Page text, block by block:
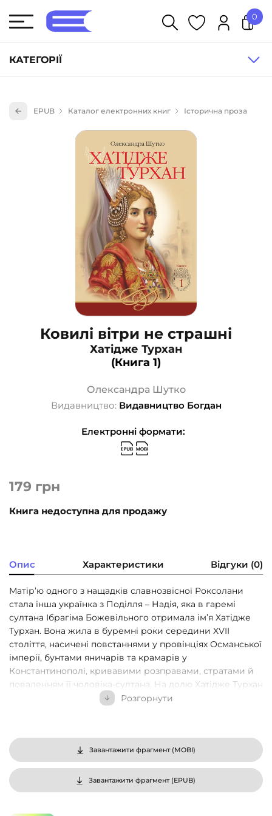
КАТЕГОРІЇ
Книги для дітей (836)
Книги для підлітків (240)
Науково-популярна література (1015)
Навчальна література та посібники (527)
Енциклопедії, довідники, словники (55)
Подарункові сертифікати (1)
0
EPUB Каталог електронних книг Історична проза
Ковилі вітри не страшні
Хатідже Турхан
(Книга 1)
Олександра Шутко
Видавництво: Видавництво Богдан
Електронні формати:
179 грн
Книга недоступна для продажу
Опис Характеристики Відгуки (0)
Матір’ю одного з нащадків славнозвісної Роксолани
стала інша українка з Поділля – Надія, яка в гаремі
султана Ібрагіма Божевільного отримала ім’я Хатідже
Турхан. Вона жила в буремні роки середини XVII
століття, насичені повстаннями у провінціях Османської
імперії, бунтами яничарів та крамарів у
Константинополі, кривавими розправами, стратами й
поваленням її чоловіка-султана. На долю Хатідже Турхан
випало чимало випробувань та труднощів. Але як
переборювала. За правління сина Хатідже українські
козаки на чолі з Богданом Хмельницьким та Петром
Дорошенком у боротьбі за єдину вільну Україну
отримали османський протекторат та діяли спільно з
яничарами і кримськотатарським військом проти
Розгорнути
Завантажити фрагмент (MOBI)
Завантажити фрагмент (EPUB)